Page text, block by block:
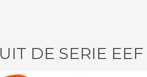
UIT DE SERIE